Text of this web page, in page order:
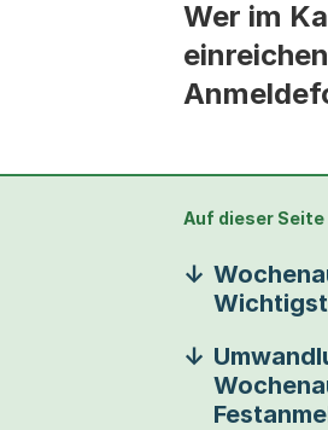
Wer im
Auf dieser Seite